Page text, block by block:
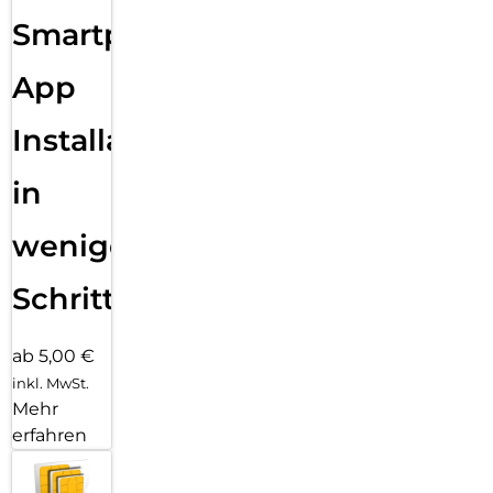
Sende eine Textnachricht, nimm einen Anruf an, hör Musik,
verwende Siri und erhalte Mitteilungen. Die Series 11 (GPS)
funktioniert mit deinem iPhone und im WLAN, damit du in
Smartphone
App
Installation
in
wenigen
Schritten
ab 5,00 €
inkl. MwSt.
Mehr
erfahren